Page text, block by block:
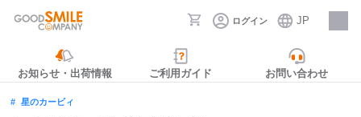
ログイン JP
採用情報
お知らせ・出荷情報 ご利用ガイド お問い合わせ
星のカービィ